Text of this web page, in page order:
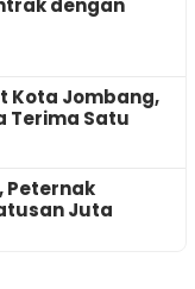
dengan
Kota Jombang,
Terima Satu
Peternak
Juta